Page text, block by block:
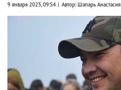
9 января 2023, 09:54 Автор: Шапарь Анастасия